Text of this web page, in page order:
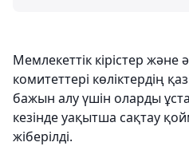
Мемлекеттік кірістер және
комитеттері көліктердің
бажын алу үшін оларды
кезінде уақытша сақтау
жіберілді.